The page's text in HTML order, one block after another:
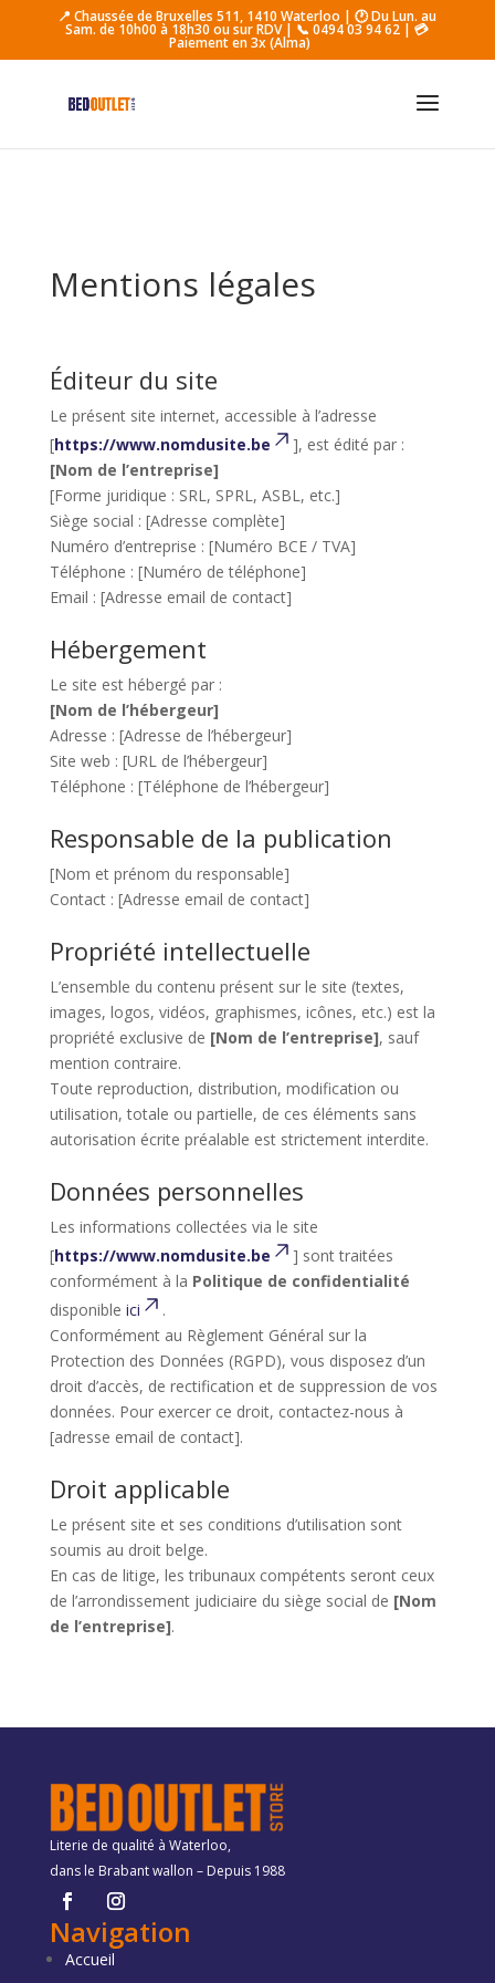
📍 Chaussée de Bruxelles 511, 1410 Waterloo |🕐 Du Lun. au
Sam. de 10h00 à 18h30 ou sur RDV| 📞 0494 03 94 62 | 💳
Paiement en 3x (Alma)
Mentions légales
Éditeur du site
Le présent site internet, accessible à l’adresse
[https://www.nomdusite.be
], est édité par :
[Nom de l’entreprise]
[Forme juridique : SRL, SPRL, ASBL, etc.]
Siège social : [Adresse complète]
Numéro d’entreprise : [Numéro BCE / TVA]
Téléphone : [Numéro de téléphone]
Email : [Adresse email de contact]
Hébergement
Le site est hébergé par :
[Nom de l’hébergeur]
Adresse : [Adresse de l’hébergeur]
Site web : [URL de l’hébergeur]
Téléphone : [Téléphone de l’hébergeur]
Responsable de la publication
[Nom et prénom du responsable]
Contact : [Adresse email de contact]
Propriété intellectuelle
L’ensemble du contenu présent sur le site (textes,
images, logos, vidéos, graphismes, icônes, etc.) est la
propriété exclusive de [Nom de l’entreprise], sauf
mention contraire.
Toute reproduction, distribution, modification ou
utilisation, totale ou partielle, de ces éléments sans
autorisation écrite préalable est strictement interdite.
Données personnelles
Les informations collectées via le site
[https://www.nomdusite.be
] sont traitées
conformément à la Politique de confidentialité
disponible ici
.
Conformément au Règlement Général sur la
Protection des Données (RGPD), vous disposez d’un
droit d’accès, de rectification et de suppression de vos
données. Pour exercer ce droit, contactez-nous à
[adresse email de contact].
Droit applicable
Le présent site et ses conditions d’utilisation sont
soumis au droit belge.
En cas de litige, les tribunaux compétents seront ceux
de l’arrondissement judiciaire du siège social de [Nom
de l’entreprise].
Literie de qualité à Waterloo,
dans le Brabant wallon – Depuis 1988
Navigation
Accueil